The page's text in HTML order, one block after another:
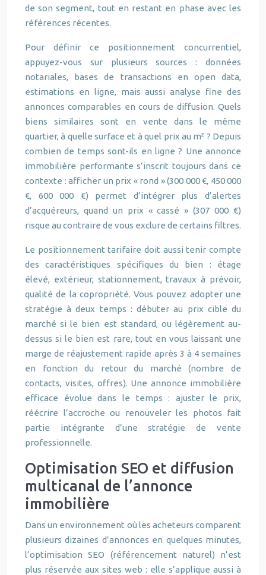
de son segment, tout en restant en phase avec les
références récentes.
Pour définir ce positionnement concurrentiel,
appuyez-vous sur plusieurs sources : données
notariales, bases de transactions en open data,
estimations en ligne, mais aussi analyse fine des
annonces comparables en cours de diffusion. Quels
biens similaires sont en vente dans le même
quartier, à quelle surface et à quel prix au m² ? Depuis
combien de temps sont-ils en ligne ? Une annonce
immobilière performante s’inscrit toujours dans ce
contexte : afficher un prix « rond » (300 000 €, 450 000
€, 600 000 €) permet d’intégrer plus d’alertes
d’acquéreurs, quand un prix « cassé » (307 000 €)
risque au contraire de vous exclure de certains filtres.
Le positionnement tarifaire doit aussi tenir compte
des caractéristiques spécifiques du bien : étage
élevé, extérieur, stationnement, travaux à prévoir,
qualité de la copropriété. Vous pouvez adopter une
stratégie à deux temps : débuter au prix cible du
marché si le bien est standard, ou légèrement au-
dessus si le bien est rare, tout en vous laissant une
marge de réajustement rapide après 3 à 4 semaines
en fonction du retour du marché (nombre de
contacts, visites, offres). Une annonce immobilière
efficace évolue dans le temps : ajuster le prix,
réécrire l’accroche ou renouveler les photos fait
partie intégrante d’une stratégie de vente
professionnelle.
Optimisation SEO et diffusion
multicanal de l’annonce
immobilière
Dans un environnement où les acheteurs comparent
plusieurs dizaines d’annonces en quelques minutes,
l’optimisation SEO (référencement naturel) n’est
plus réservée aux sites web : elle s’applique aussi à